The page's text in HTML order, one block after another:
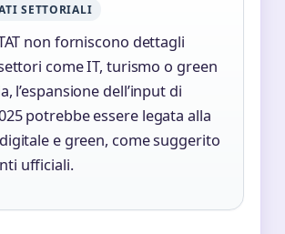
SETTORIALI
non forniscono dettagli
come IT, turismo o green
l’espansione dell’input di
potrebbe essere legata alla
e green, come suggerito
ufficiali.